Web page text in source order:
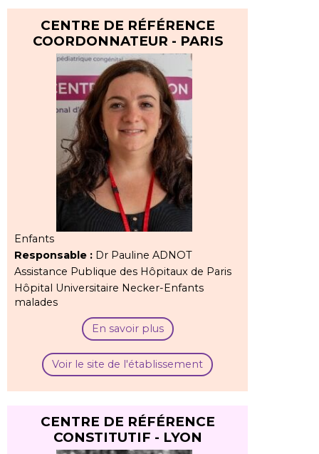
CENTRE DE RÉFÉRENCE
COORDONNATEUR - PARIS
Enfants
Responsable : Dr Pauline ADNOT
Assistance Publique des Hôpitaux de Paris
Hôpital Universitaire Necker-Enfants
malades
En savoir plus
Voir le site de l'établissement
CENTRE DE RÉFÉRENCE
CONSTITUTIF - LYON